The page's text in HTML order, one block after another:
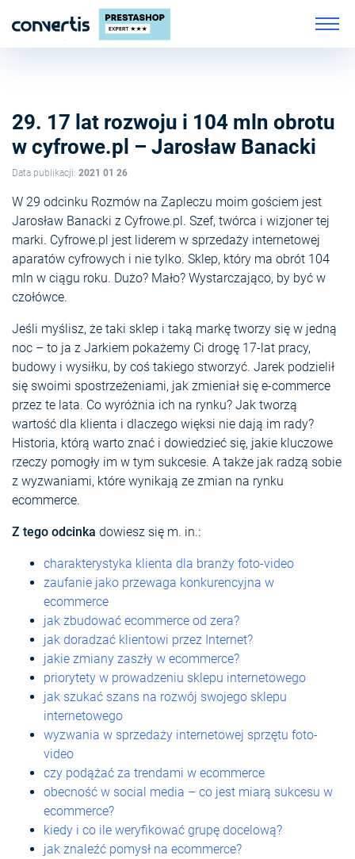
29. 17 lat rozwoju i 104 mln obrotu
w cyfrowe.pl – Jarosław Banacki
Data publikacji: 2021 01 26
W 29 odcinku Rozmów na Zapleczu moim gościem jest
Jarosław Banacki z Cyfrowe.pl. Szef, twórca i wizjoner tej
marki. Cyfrowe.pl jest liderem w sprzedaży internetowej
aparatów cyfrowych i nie tylko. Sklep, który ma obrót 104
mln w ciągu roku. Dużo? Mało? Wystarczająco, by być w
czołówce.
Jeśli myślisz, że taki sklep i taką markę tworzy się w jedną
noc – to ja z Jarkiem pokażemy Ci drogę 17-lat pracy,
budowy i wysiłku, by coś takiego stworzyć. Jarek podzielił
się swoimi spostrzeżeniami, jak zmieniał się e-commerce
przez te lata. Co wyróżnia ich na rynku? Jak tworzą
wartość dla klienta i dlaczego więksi nie dają im rady?
Historia, którą warto znać i dowiedzieć się, jakie kluczowe
rzeczy pomogły im w tym sukcesie. A także jak radzą sobie
z wyzwaniami, które wynikają ze zmian na rynku
ecommerce.
Z tego odcinka dowiesz się m. in.:
charakterystyka klienta dla branży foto-video
zaufanie jako przewaga konkurencyjna w
ecommerce
jak zbudować ecommerce od zera?
jak doradzać klientowi przez Internet?
jakie zmiany zaszły w ecommerce?
priorytety w prowadzeniu sklepu internetowego
jak szukać szans na rozwój swojego sklepu
internetowego
wyzwania w sprzedaży internetowej sprzętu foto-
video
czy podążać za trendami w ecommerce
obecność w social media – co jest miarą sukcesu w
ecommerce?
kiedy i co ile weryfikować grupę docelową?
jak znaleźć pomysł na ecommerce?